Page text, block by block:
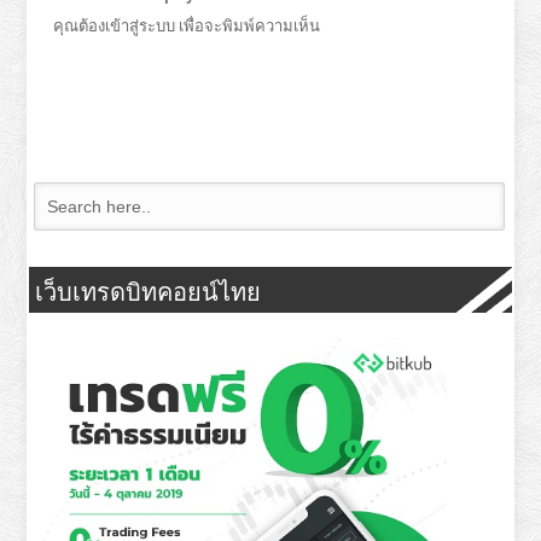
คุณต้องเข้าสู่ระบบ เพื่อจะพิมพ์ความเห็น
เว็บเทรดบิทคอยน์ไทย